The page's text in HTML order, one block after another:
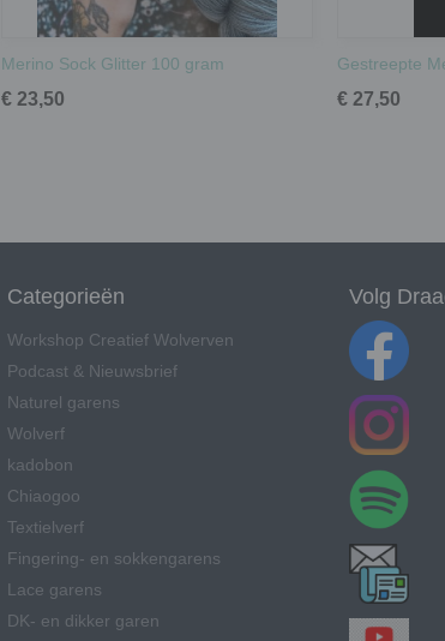
Merino Sock Glitter 100 gram
€ 23,50
Gestreepte
€ 27,50
Categorieën
Workshop Creatief Wolverven
Podcast & Nieuwsbrief
Naturel garens
Wolverf
kadobon
Chiaogoo
Textielverf
Fingering- en sokkengarens
Lace garens
DK- en dikker garen
Volg